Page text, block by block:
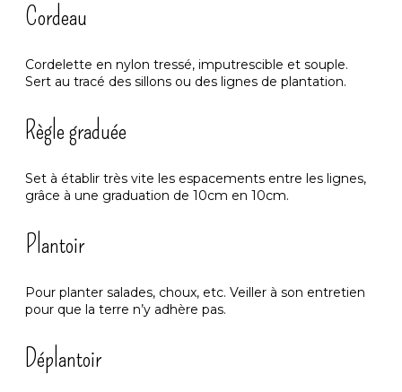
Cordeau
Cordelette en nylon tressé, imputrescible et souple.
Sert au tracé des sillons ou des lignes de plantation.
Règle graduée
Set à établir très vite les espacements entre les lignes,
grâce à une graduation de 10cm en 10cm.
Plantoir
Pour planter salades, choux, etc. Veiller à son entretien
pour que la terre n’y adhère pas.
Déplantoir